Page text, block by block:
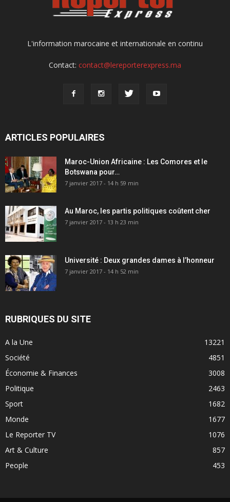
L'information marocaine et internationale en continu
Contact: contact@lereporterexpress.ma
ARTICLES POPULAIRES
Maroc-Union Africaine : Les Comores et le
Botswana pour…
7 janvier 2017 - 14 h 59 min
Au Maroc, les partis politiques coûtent cher
7 janvier 2017 - 13 h 23 min
Université : Deux grandes dames à l’honneur
7 janvier 2017 - 14 h 52 min
RUBRIQUES DU SITE
A la Une
13221
Société
4851
Économie & Finances
3008
Politique
2463
Sport
1682
Monde
1677
Le Reporter TV
1076
Art & Culture
857
People
453